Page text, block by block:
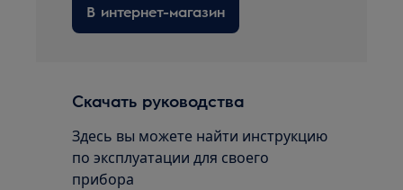
В интернет-магазин
Скачать руководства
Здесь вы можете найти инструкцию
по эксплуатации для своего
прибора